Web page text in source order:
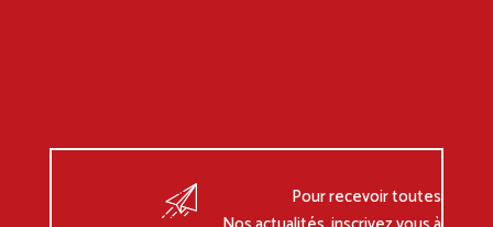
Pour recevoir toutes